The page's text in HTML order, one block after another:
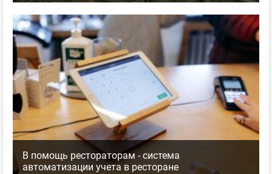
В помощь рестораторам - система
автоматизации учета в ресторане